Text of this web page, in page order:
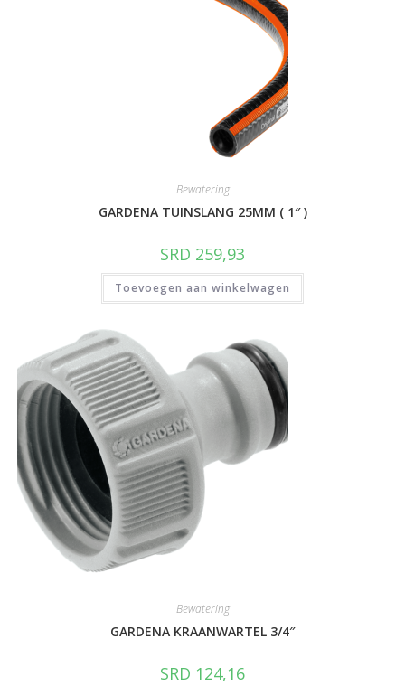
Bewatering
GARDENA TUINSLANG 25MM ( 1″ )
SRD 259,93
Toevoegen aan winkelwagen
Bewatering
GARDENA KRAANWARTEL 3/4″
SRD 124,16